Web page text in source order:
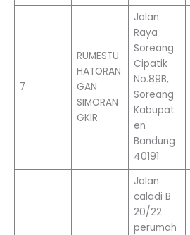
7
RUMESTU
HATORAN
GAN
SIMORAN
GKIR
Jalan
Raya
Soreang
Cipatik
No.89B,
Soreang
Kabupat
en
Bandung
40191
Jalan
caladi B
20/22
perumah